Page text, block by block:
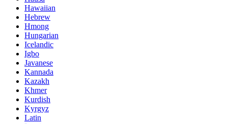
Hawaiian
Hebrew
Hmong
Hungarian
Icelandic
Igbo
Javanese
Kannada
Kazakh
Khmer
Kurdish
Kyrgyz
Latin